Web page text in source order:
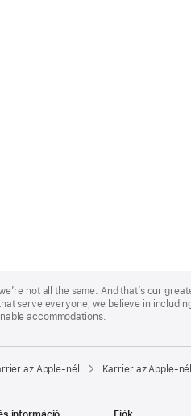
not all the same. And that’s our
serve everyone, we believe in
accommodations.
az Apple‑nél Karrier az Apple‑nél